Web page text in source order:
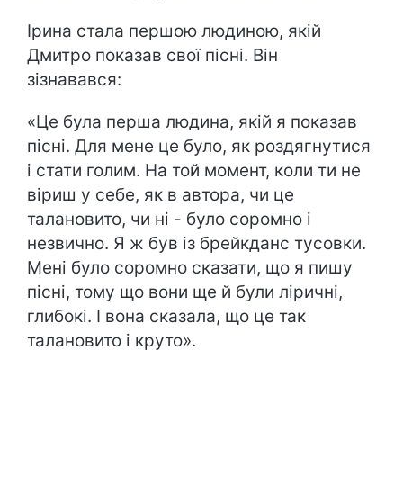
Ірина стала першою людиною, якій
Дмитро показав свої пісні. Він
зізнавався:
«Це була перша людина, якій я показав
пісні. Для мене це було, як роздягнутися
і стати голим. На той момент, коли ти не
віриш у себе, як в автора, чи це
талановито, чи ні - було соромно і
незвично. Я ж був із брейкданс тусовки.
Мені було соромно сказати, що я пишу
пісні, тому що вони ще й були ліричні,
глибокі. І вона сказала, що це так
талановито і круто».